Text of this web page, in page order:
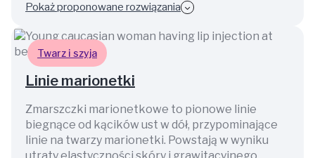
Pokaż proponowane rozwiązania
Twarz i szyja
Linie marionetki
Zmarszczki marionetkowe to pionowe linie
biegnące od kącików ust w dół, przypominające
linie na twarzy marionetki. Powstają w wyniku